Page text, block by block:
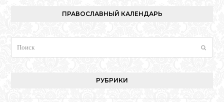
ПРАВОСЛАВНЫЙ КАЛЕНДАРЬ
РУБРИКИ